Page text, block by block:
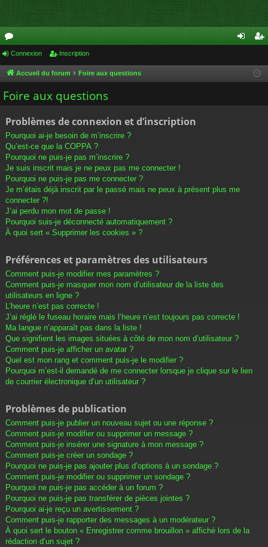
or
u
m
cri
Connexion Inscription
Accueil du forum Foire aux questions
Foire aux questions
Problèmes de connexion et d’inscription
Pourquoi ai-je besoin de m’inscrire ?
Qu’est-ce que la COPPA ?
Pourquoi ne puis-je pas m’inscrire ?
Je suis inscrit mais je ne peux pas me connecter !
Pourquoi ne puis-je pas me connecter ?
Je m’étais déjà inscrit par le passé mais ne peux à présent plus me
connecter ?!
J’ai perdu mon mot de passe !
Pourquoi suis-je déconnecté automatiquement ?
À quoi sert « Supprimer les cookies » ?
Préférences et paramètres des utilisateurs
Comment puis-je modifier mes paramètres ?
Comment puis-je masquer mon nom d’utilisateur de la liste des
utilisateurs en ligne ?
L’heure n’est pas correcte !
J’ai réglé le fuseau horaire mais l’heure n’est toujours pas correcte !
Ma langue n’apparaît pas dans la liste !
Que signifient les images situées à côté de mon nom d’utilisateur ?
Comment puis-je afficher un avatar ?
Quel est mon rang et comment puis-je le modifier ?
Pourquoi m’est-il demandé de me connecter lorsque je clique sur le lien
de courrier électronique d’un utilisateur ?
Problèmes de publication
Comment puis-je publier un nouveau sujet ou une réponse ?
Comment puis-je modifier ou supprimer un message ?
Comment puis-je insérer une signature à mon message ?
Comment puis-je créer un sondage ?
Pourquoi ne puis-je pas ajouter plus d’options à un sondage ?
Comment puis-je modifier ou supprimer un sondage ?
Pourquoi ne puis-je pas accéder à un forum ?
Pourquoi ne puis-je pas transférer de pièces jointes ?
Pourquoi ai-je reçu un avertissement ?
Comment puis-je rapporter des messages à un modérateur ?
À quoi sert le bouton « Enregistrer comme brouillon » affiché lors de la
rédaction d’un sujet ?